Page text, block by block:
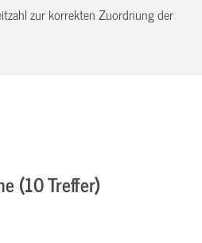
zur korrekten Zuordnung der
(10 Treffer)